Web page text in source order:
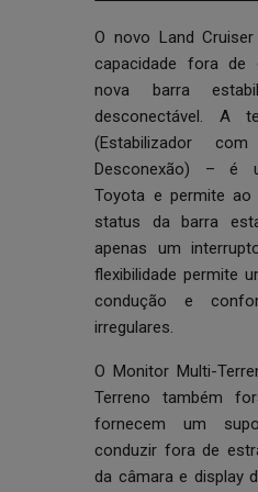
O novo Land
capacidade fora de
nova barra
desconectável. A
(Estabilizador
Desconexão) – é
Toyota e permite
status da barra
apenas um
flexibilidade permite
condução e
irregulares.
O Monitor Multi-
Terreno também
fornecem um
conduzir fora de
da câmara e display